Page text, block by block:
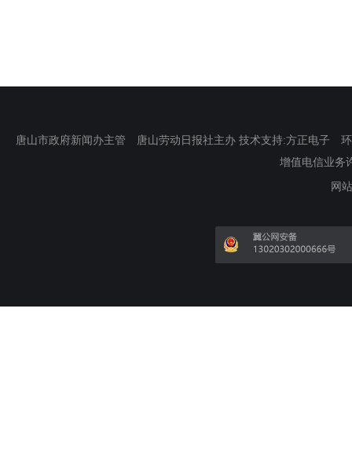
唐山市政府新闻办主管 唐山劳动日报社主办 技术支持:方正电子
增值电信业务
网